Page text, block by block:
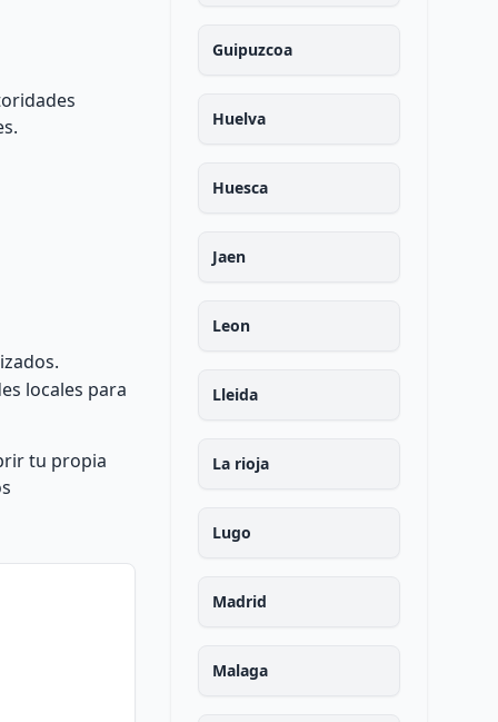
locales para
tu propia
Guipuzcoa
Huelva
Huesca
Jaen
Leon
Lleida
La rioja
Lugo
Madrid
Malaga